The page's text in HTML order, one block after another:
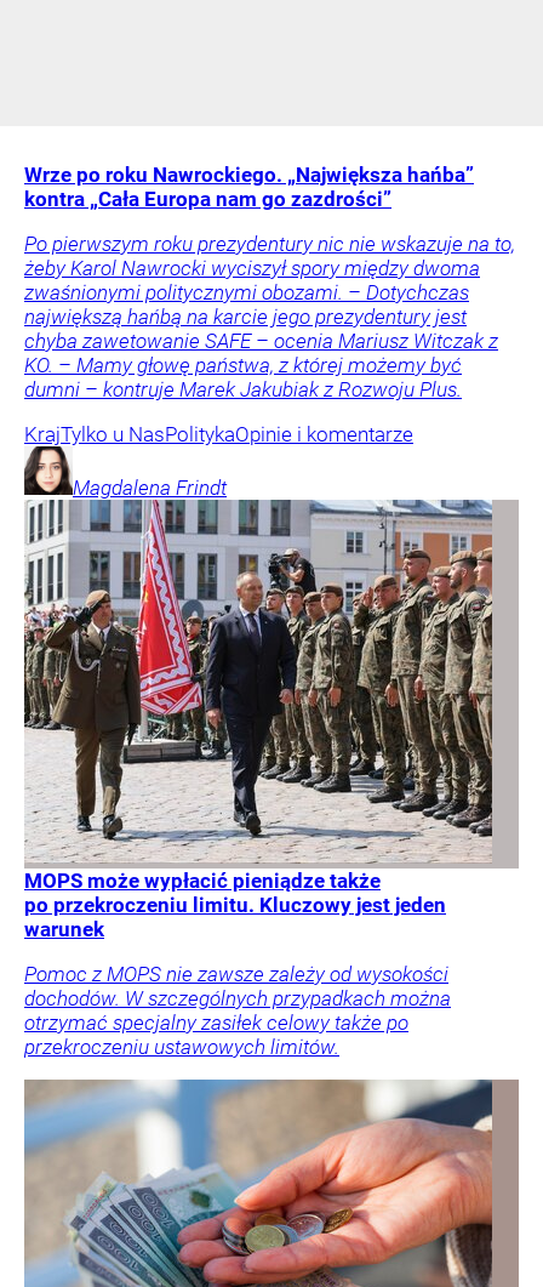
Wrze po roku Nawrockiego. „Największa hańba”
kontra „Cała Europa nam go zazdrości”
Po pierwszym roku prezydentury nic nie wskazuje na to,
żeby Karol Nawrocki wyciszył spory między dwoma
zwaśnionymi politycznymi obozami. – Dotychczas
największą hańbą na karcie jego prezydentury jest
chyba zawetowanie SAFE – ocenia Mariusz Witczak z
KO. – Mamy głowę państwa, z której możemy być
dumni – kontruje Marek Jakubiak z Rozwoju Plus.
KrajTylko u NasPolitykaOpinie i komentarze
Magdalena Frindt
MOPS może wypłacić pieniądze także
po przekroczeniu limitu. Kluczowy jest jeden
warunek
Pomoc z MOPS nie zawsze zależy od wysokości
dochodów. W szczególnych przypadkach można
otrzymać specjalny zasiłek celowy także po
przekroczeniu ustawowych limitów.